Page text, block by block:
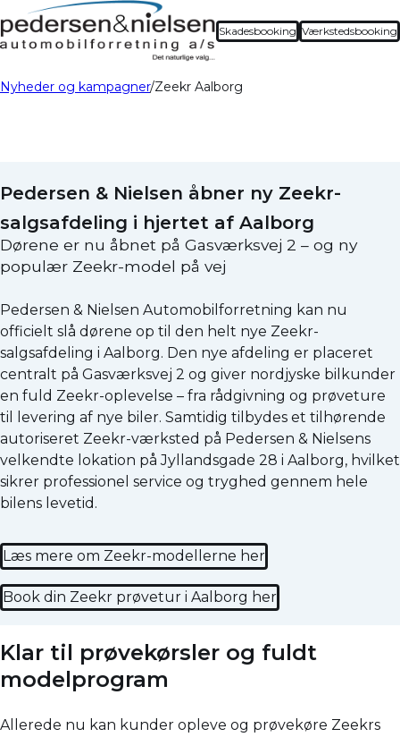
Skadesbooking Værkstedsbooking
Nyheder og kampagner Zeekr Aalborg
Pedersen & Nielsen åbner ny Zeekr-
salgsafdeling i hjertet af Aalborg
Dørene er nu åbnet på Gasværksvej 2 – og ny
populær Zeekr-model på vej
Pedersen & Nielsen Automobilforretning kan nu
officielt slå dørene op til den helt nye Zeekr-
salgsafdeling i Aalborg. Den nye afdeling er placeret
centralt på Gasværksvej 2 og giver nordjyske bilkunder
en fuld Zeekr-oplevelse – fra rådgivning og prøveture
til levering af nye biler. Samtidig tilbydes et tilhørende
autoriseret Zeekr-værksted på Pedersen & Nielsens
velkendte lokation på Jyllandsgade 28 i Aalborg, hvilket
sikrer professionel service og tryghed gennem hele
bilens levetid.
Læs mere om Zeekr-modellerne her
Book din Zeekr prøvetur i Aalborg her
Klar til prøvekørsler og fuldt
modelprogram
Allerede nu kan kunder opleve og prøvekøre Zeekrs